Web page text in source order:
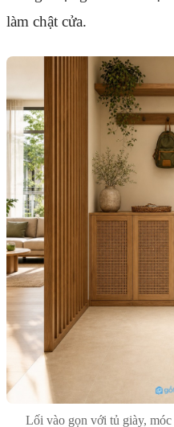
làm chật cửa.
Lối vào gọn với tủ giày,